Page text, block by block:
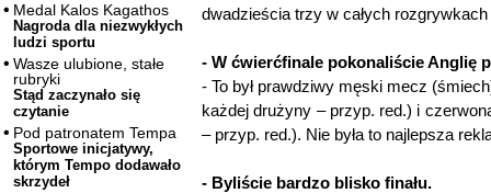
Medal Kalos Kagathos
Nagroda dla niezwykłych
ludzi sportu
Wasze ulubione, stałe
rubryki
Stąd zaczynało się
czytanie
Pod patronatem Tempa
Sportowe inicjatywy,
którym Tempo dodawało
skrzydeł
dwadzieścia trzy w całych
- W ćwierćfinale pokonaliście Anglię
- To był prawdziwy męski mecz
każdej drużyny – przyp. red.) i
– przyp. red.). Nie była to najlepsza
- Byliście bardzo blisko finału.